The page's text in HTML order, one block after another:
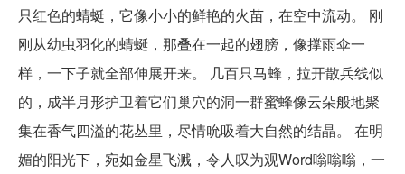
只红色的蜻蜓，它像小小的鲜艳的火苗，在空中流动。 刚
刚从幼虫羽化的蜻蜒，那叠在一起的翅膀，像撑雨伞一
样，一下子就全部伸展开来。 几百只马蜂，拉开散兵线似
的，成半月形护卫着它们巢穴的洞一群蜜蜂像云朵般地聚
集在香气四溢的花丛里，尽情吮吸着大自然的结晶。 在明
媚的阳光下，宛如金星飞溅，令人叹为观Word嗡嗡嗡，一